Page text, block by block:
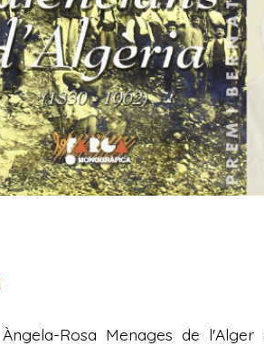
Àngela-Rosa Menages de